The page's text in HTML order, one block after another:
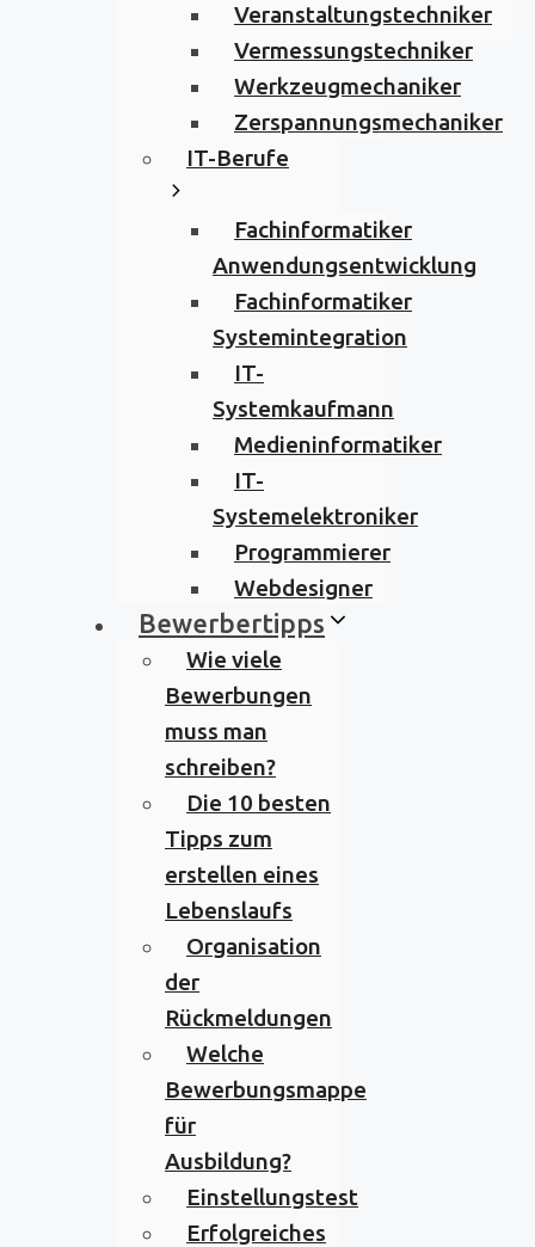
Veranstaltungstechniker
Vermessungstechniker
Werkzeugmechaniker
Zerspannungsmechaniker
IT-Berufe
Fachinformatiker
Anwendungsentwicklung
Fachinformatiker
Systemintegration
IT-
Systemkaufmann
Medieninformatiker
IT-
Systemelektroniker
Programmierer
Webdesigner
Bewerbertipps
Wie viele
Bewerbungen
muss man
schreiben?
Die 10 besten
Tipps zum
erstellen eines
Lebenslaufs
Organisation
der
Rückmeldungen
Welche
Bewerbungsmappe
für
Ausbildung?
Einstellungstest
Erfolgreiches